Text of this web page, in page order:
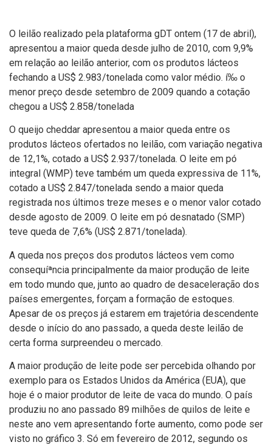
O leilão realizado pela plataforma gDT ontem (17 de abril),
apresentou a maior queda desde julho de 2010, com 9,9%
em relação ao leilão anterior, com os produtos lácteos
fechando a US$ 2.983/tonelada como valor médio. í‰ o
menor preço desde setembro de 2009 quando a cotação
chegou a US$ 2.858/tonelada
O queijo cheddar apresentou a maior queda entre os
produtos lácteos ofertados no leilão, com variação negativa
de 12,1%, cotado a US$ 2.937/tonelada. O leite em pó
integral (WMP) teve também um queda expressiva de 11%,
cotado a US$ 2.847/tonelada sendo a maior queda
registrada nos últimos treze meses e o menor valor cotado
desde agosto de 2009. O leite em pó desnatado (SMP)
teve queda de 7,6% (US$ 2.871/tonelada).
A queda nos preços dos produtos lácteos vem como
consequíªncia principalmente da maior produção de leite
em todo mundo que, junto ao quadro de desaceleração dos
paí­ses emergentes, forçam a formação de estoques.
Apesar de os preços já estarem em trajetória descendente
desde o iní­cio do ano passado, a queda deste leilão de
certa forma surpreendeu o mercado.
A maior produção de leite pode ser percebida olhando por
exemplo para os Estados Unidos da América (EUA), que
hoje é o maior produtor de leite de vaca do mundo. O paí­s
produziu no ano passado 89 milhões de quilos de leite e
neste ano vem apresentando forte aumento, como pode ser
visto no gráfico 3. Só em fevereiro de 2012, segundo os